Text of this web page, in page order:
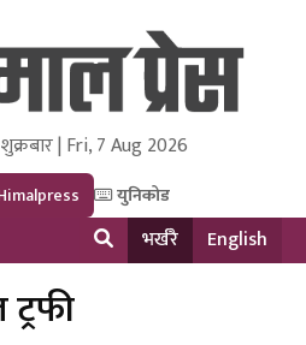
and Research Pvt Ltd.
| Fri, 7 Aug 2026
युनिकोड
भर्खरै English